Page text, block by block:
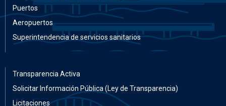
Puertos
Aeropuertos
Superintendencia de servicios sanitarios
Transparencia Activa
Solicitar Información Pública (Ley de Transparencia)
Licitaciones